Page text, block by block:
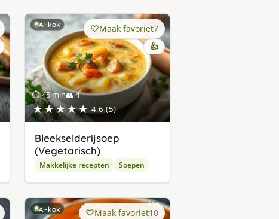
AI-kok
⏱ 45 min👥 4
★★★★★ 4.6 (5)
Maak favoriet7
👍
Bleekselderijsoep
(Vegetarisch)
Makkelijke recepten Soepen
AI-kok Maak favoriet10